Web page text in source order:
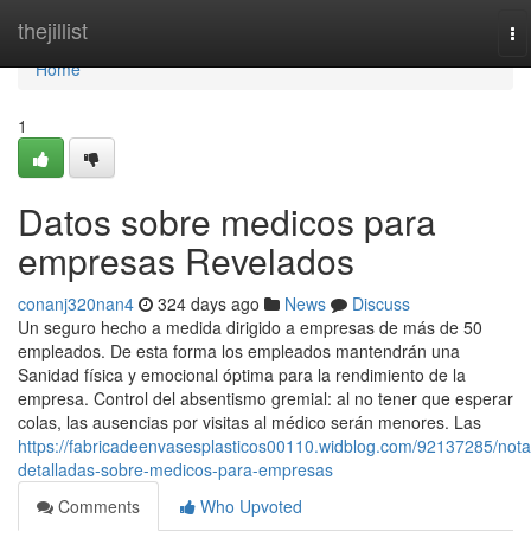
thejillist
Home
Home
1
Datos sobre medicos para
empresas Revelados
conanj320nan4 324 days ago News
Discuss
Un seguro hecho a medida dirigido a empresas de más de 50
empleados. De esta forma los empleados mantendrán una
Sanidad física y emocional óptima para la rendimiento de la
empresa. Control del absentismo gremial: al no tener que esperar
colas, las ausencias por visitas al médico serán menores. Las
https://fabricadeenvasesplasticos00110.widblog.com/92137285/
detalladas-sobre-medicos-para-empresas
Comments
Who Upvoted